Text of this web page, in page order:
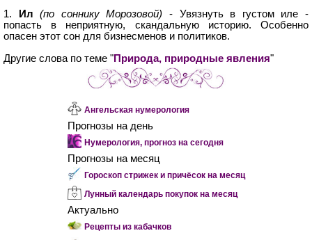
1.
Ил(по соннику Морозовой) - Увязнуть в густом иле -
попасть в неприятную, скандальную историю. Особенно
опасен этот сон для бизнесменов и политиков.
Другие слова по теме "Природа, природные явления"
Ангельская нумерология
Прогнозы на день
Нумерология, прогноз на сегодня
Прогнозы на месяц
Гороскоп стрижек и причёсок на месяц
Лунный календарь покупок на месяц
Актуально
Рецепты из кабачков